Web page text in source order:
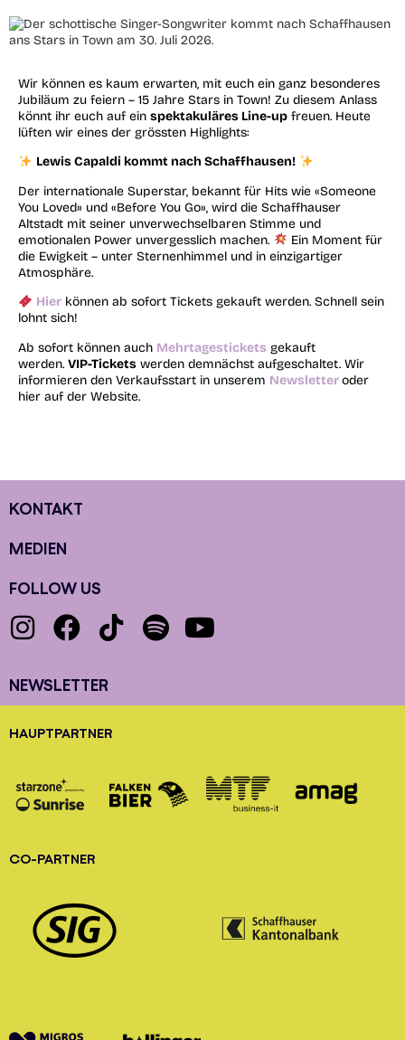
Wir können es kaum erwarten, mit euch ein ganz besonderes
Jubiläum zu feiern – 15 Jahre Stars in Town! Zu diesem Anlass
könnt ihr euch auf ein spektakuläres Line-up freuen. Heute
lüften wir eines der grössten Highlights:
Lewis Capaldi kommt nach Schaffhausen!
Der internationale Superstar, bekannt für Hits wie «Someone
You Loved» und «Before You Go», wird die Schaffhauser
Altstadt mit seiner unverwechselbaren Stimme und
emotionalen Power unvergesslich machen.
Ein Moment für
die Ewigkeit – unter Sternenhimmel und in einzigartiger
Atmosphäre.
Hierkönnen ab sofort Tickets gekauft werden. Schnell sein
lohnt sich!
Ab sofort können auch Mehrtagestickets gekauft
werden. VIP-Tickets werden demnächst aufgeschaltet. Wir
informieren den Verkaufsstart in unserem Newsletteroder
hier auf der Website.
KONTAKT
MEDIEN
FOLLOW US
NEWSLETTER
HAUPTPARTNER
CO-PARTNER